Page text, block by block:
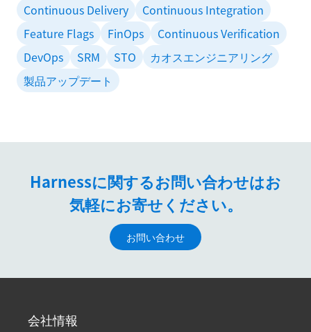
Continuous Delivery
Continuous Integration
Feature Flags
FinOps
Continuous Verification
DevOps
SRM STO
カオスエンジニアリング
製品アップデート
Harnessに関するお問い合わせはお
気軽にお寄せください。
お問い合わせ
会社情報